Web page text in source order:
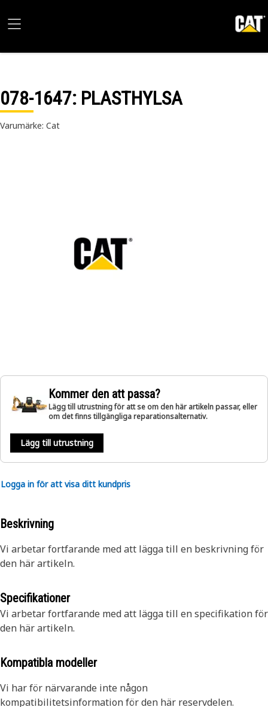
078-1647: PLASTHYLSA
Varumärke: Cat
Kommer den att passa?
Lägg till utrustning för att se om den här artikeln passar, eller
om det finns tillgängliga reparationsalternativ.
Lägg till utrustning
Logga in för att visa ditt kundpris
Beskrivning
Vi arbetar fortfarande med att lägga till en beskrivning för
den här artikeln.
Specifikationer
Vi arbetar fortfarande med att lägga till en specifikation för
den här artikeln.
Kompatibla modeller
Vi har för närvarande inte någon
kompatibilitetsinformation för den här reservdelen.